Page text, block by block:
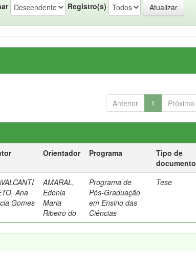
Registro(s)
Anterior 1 Próximo
Orientador Programa
Tipo de
documento
Ana
Gomes
AMARAL,
Edenia
Maria
Ribeiro do
Programa de
Pós-Graduação
em Ensino das
Ciências
Tese